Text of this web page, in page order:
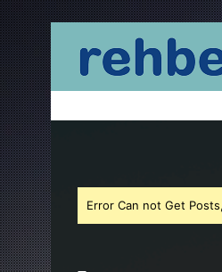
Error Can not Get